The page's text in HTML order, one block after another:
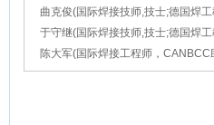
曲克俊(国际焊接技师,技士;德国焊
于守继(国际焊接技师,技士;德国焊
陈大军(国际焊接工程师，CANBCC